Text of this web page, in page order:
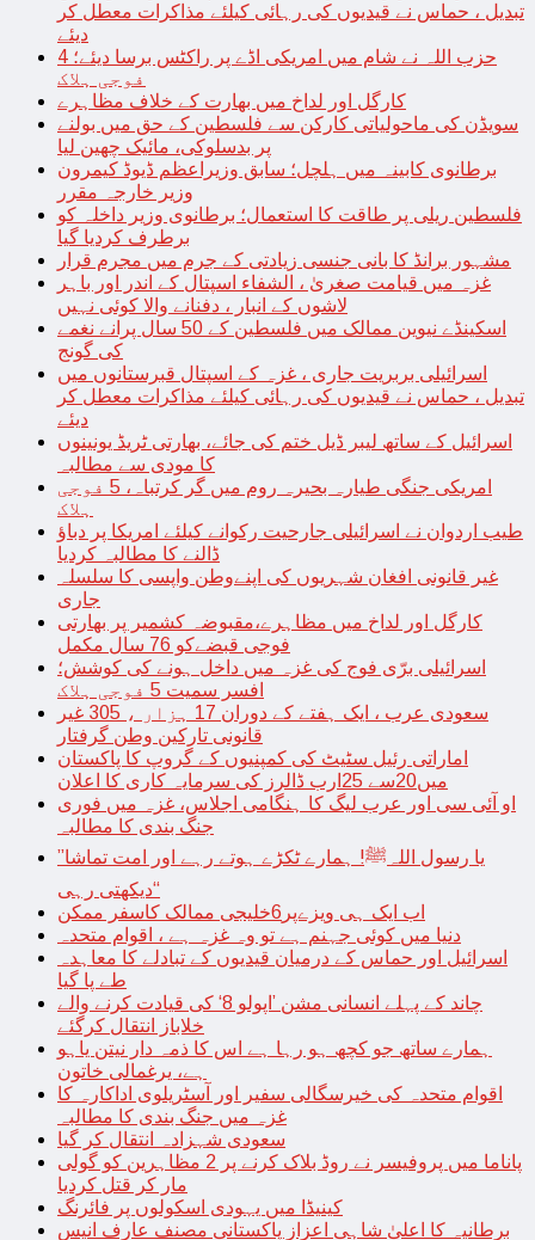
تبدیل ، حماس نے قیدیوں کی رہائی کیلئے مذاکرات معطل کر
دیئے
حزب اللہ نے شام میں امریکی اڈے پر راکٹس برسا دیئے؛ 4
فوجی ہلاک
کارگل اور لداخ میں بھارت کے خلاف مظاہرے
سویڈن کی ماحولیاتی کارکن سے فلسطین کے حق میں بولنے
پر بدسلوکی، مائیک چھین لیا
برطانوی کابینہ میں ہلچل؛ سابق وزیراعظم ڈیوڈ کیمرون
وزیر خارجہ مقرر
فلسطین ریلی پر طاقت کا استعمال؛ برطانوی وزیر داخلہ کو
برطرف کردیا گیا
مشہور برانڈ کا بانی جنسی زیادتی کے جرم میں مجرم قرار
غزہ میں قیامت صغریٰ ، الشفاء اسپتال کے اندر اور باہر
لاشوں کے انبار ، دفنانے والا کوئی نہیں
اسکینڈے نیوین ممالک میں فلسطین کے 50 سال پرانے نغمے
کی گونج
اسرائیلی بربریت جاری ، غزہ کے اسپتال قبرستانوں میں
تبدیل ، حماس نے قیدیوں کی رہائی کیلئے مذاکرات معطل کر
دیئے
اسرائیل کے ساتھ لیبر ڈیل ختم کی جائے، بھارتی ٹریڈ یونینوں
کا مودی سے مطالبہ
امریکی جنگی طیارہ بحیرہ روم میں گر کرتباہ، 5 فوجی
ہلاک
طیب اردوان نے اسرائیلی جارحیت رکوانے کیلئے امریکا پر دباؤ
ڈالنے کا مطالبہ کردیا
غیر قانونی افغان شہریوں کی اپنےوطن واپسی کا سلسلہ
جاری
کارگل اور لداخ میں مظاہرے،مقبوضہ کشمیر پر بھارتی
فوجی قبضےکو 76 سال مکمل
اسرائیلی برّی فوج کی غزہ میں داخل ہونے کی کوشش؛
افسر سمیت 5 فوجی ہلاک
سعودی عرب ، ایک ہفتے کے دوران 17 ہزار ، 305 غیر
قانونی تارکین وطن گرفتار
اماراتی رئیل سٹیٹ کی کمپنیوں کے گروپ کا پاکستان
میں20سے 25ارب ڈالرز کی سرمایہ کاری کا اعلان
او آئی سی اور عرب لیگ کا ہنگامی اجلاس، غزہ میں فوری
جنگ بندی کا مطالبہ
’’یا رسول اللہﷺ! ہمارے ٹکڑے ہوتے رہے اور امت تماشا
دیکھتی رہی‘‘
اب ایک ہی ویزےپر6خلیجی ممالک کاسفر ممکن
دنیا میں کوئی جہنم ہے تو وہ غزہ ہے ، اقوام متحدہ
اسرائیل اور حماس کے درمیان قیدیوں کے تبادلے کا معاہدہ
طے پا گیا
چاند کے پہلے انسانی مشن ’اپولو 8‘ کی قیادت کرنے والے
خلاباز انتقال کرگئے
ہمارے ساتھ جو کچھ ہو رہا ہے اس کا ذمہ دار نیتن یاہو
ہے، یرغمالی خاتون
اقوام متحدہ کی خیرسگالی سفیر اور آسٹریلوی اداکارہ کا
غزہ میں جنگ بندی کا مطالبہ
سعودی شہزادہ انتقال کر گیا
پاناما میں پروفیسر نے روڈ بلاک کرنے پر 2 مظاہرین کو گولی
مار کر قتل کردیا
کینیڈا میں یہودی اسکولوں پر فائرنگ
برطانیہ کا اعلیٰ شاہی اعزاز پاکستانی مصنف عارف انیس